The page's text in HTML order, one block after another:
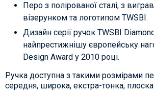
Перо з полірованої сталі, з
візерунком та логотипом TWSBI.
Дизайн серії ручок TWSBI
найпрестижнішу європейську
Design Award у 2010 році.
Ручка доступна з такими розмірами
середня, широка, екстра-тонка,